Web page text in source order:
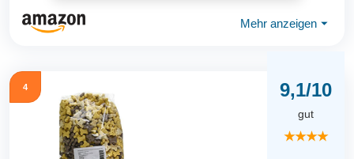
Mehr anzeigen ⏷
4 9,1/10
gut
★★★★